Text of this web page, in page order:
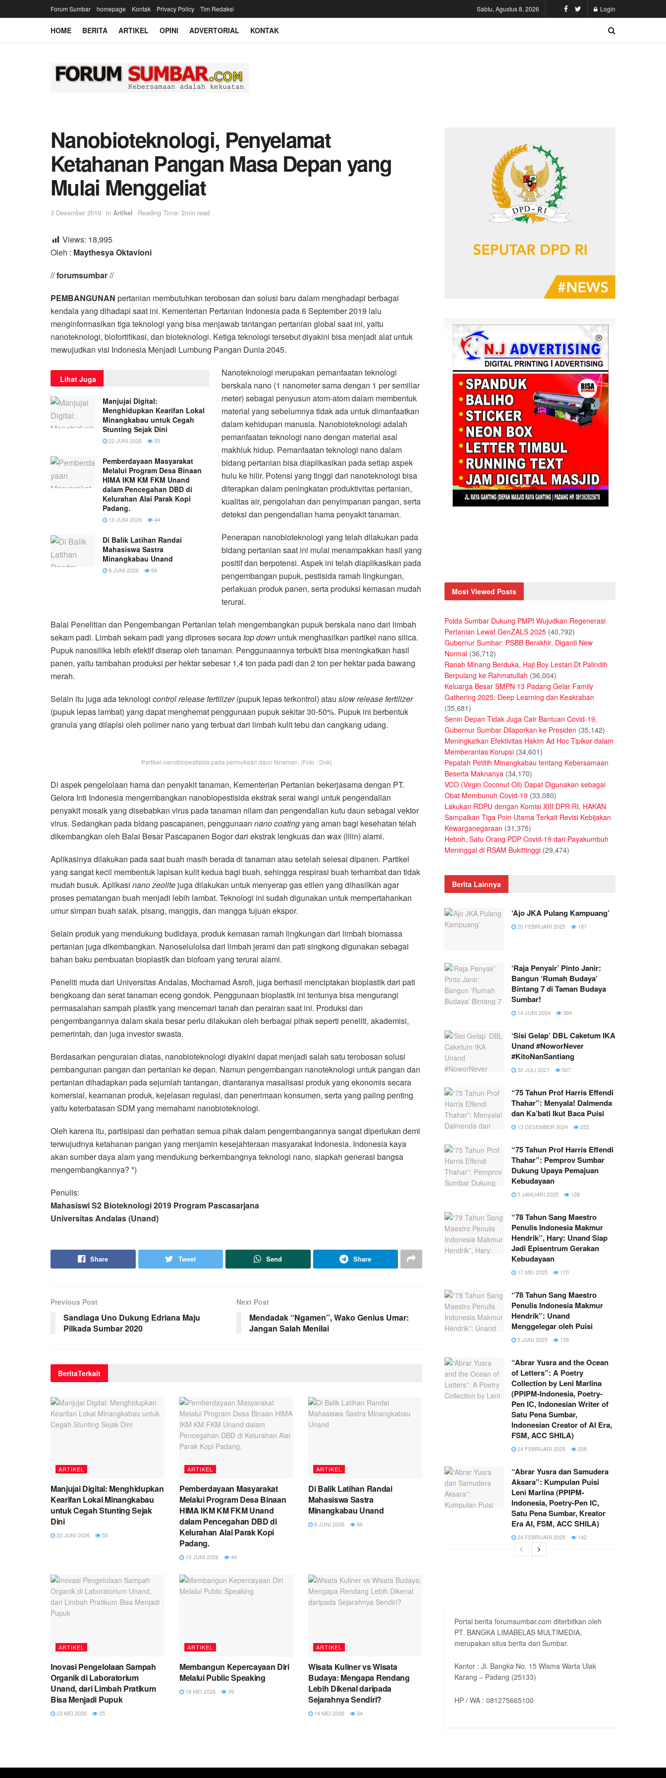
Forum Sumbar homepage Kontak Privacy Policy Tim Redaksi Sabtu, Agustus 8, 2026 Login
HOME BERITA ARTIKEL OPINI ADVERTORIAL KONTAK
Nanobioteknologi, Penyelamat
Ketahanan Pangan Masa Depan yang
Mulai Menggeliat
3 Desember 2019 in Artikel Reading Time: 2min read
Views: 18,995
Oleh : Maythesya Oktavioni
//forumsumbar//
PEMBANGUNAN pertanian membutuhkan terobosan dan solusi baru dalam menghadapi berbagai
kendala yang dihadapi saat ini. Kementerian Pertanian Indonesia pada 6 September 2019 lalu
menginformasikan tiga teknologi yang bisa menjawab tantangan pertanian global saat ini, yaitu
nanoteknologi, biofortifikasi, dan bioteknologi. Ketiga teknologi tersebut diyakini bisa menjadi alat untuk
mewujudkan visi Indonesia Menjadi Lumbung Pangan Dunia 2045.
Lihat Juga
Manjujai Digital:
Menghidupkan Kearifan Lokal
Minangkabau untuk Cegah
Stunting Sejak Dini
22 JUNI 2026 55
Pemberdayaan Masyarakat
Melalui Program Desa Binaan
HIMA IKM KM FKM Unand
dalam Pencegahan DBD di
Kelurahan Alai Parak Kopi
Padang.
13 JUNI 2026 44
Di Balik Latihan Randai
Mahasiswa Sastra
Minangkabau Unand
8 JUNI 2026 66
Nanoteknologi merupakan pemanfaatan teknologi
berskala nano (1 nanometer sama dengan 1 per semiliar
meter) sebagai penyusun atom-atom dalam membentuk
material yang sebelumnya tidak ada untuk dimanfaatkan
dalam kehidupan manusia. Nanobioteknologi adalah
pemanfaatan teknologi nano dengan material asal
makhluk hidup. Pemanfaatan teknologi nano dalam
bidang pertanian bisa diaplikasikan pada setiap aspek
hulu ke hilir. Potensi yang tinggi dari nanoteknologi bisa
diterapkan dalam peningkatan produktivitas pertanian,
kualitas air, pengolahan dan penyimpanan pangan, serta
deteksi dan pengendalian hama penyakit tanaman.
Penerapan nanobioteknologi yang telah dilakukan pada
bidang pertanian saat ini mulai menampakkan hasil yang
positif dan berpotensi. Aspek ini telah diaplikasikan pada
pengembangan pupuk, pestisida ramah lingkungan,
perlakuan produk panen, serta produksi kemasan mudah
terurai.
Balai Penelitian dan Pengembangan Pertanian telah mengembangkan pupuk berskala nano dari limbah
sekam padi. Limbah sekam padi yang diproses secaratop down untuk menghasilkan partikel nano silica.
Pupuk nanosilika lebih efektif diserap oleh tanaman. Penggunaannya terbukti bisa meningkatkan hasil
panen, yaitu tambahan produksi per hektar sebesar 1,4 ton pada padi dan 2 ton per hektar pada bawang
merah.
Selain itu juga ada teknologi control release fertilizer(pupuk lepas terkontrol) atau slow release fertilizer
(pupuk lepas lambat) yang dapat menghemat penggunaan pupuk sekitar 30-50%. Pupuk ini berbentuk
granula yang dilapisi oleh polimer nano yang terbuat dari limbah kulit tebu dan cangkang udang.
Partikel nanobiopestisida pada permukaan daun tanaman. (Foto : Dok)
Di aspek pengelolaan hama dan penyakit tanaman, Kementerian Pertanian bekerjasama dengan PT.
Gelora Inti Indonesia mengembangkan nanobiopestisida ekstrak serai wangi untuk pengendalian
penyakit mosaik yang disebabkan virus pada tanaman nilam dan pengendalian kutu daun sebagai vektor
virus. Sedangkan pada bidang pascapanen, penggunaan nano coatingyang aman bagi kesehatan telah
dikembangkan oleh Balai Besar Pascapanen Bogor dari ekstrak lengkuas dan wax(lilin) alami.
Aplikasinya dilakukan pada saat buah masih berada di tanaman atau setelah selesai dipanen. Partikel
yang sangat kecil membentuk lapisan kulit kedua bagi buah, sehingga respirasi buah terhambat dan tidak
mudah busuk. Aplikasi nano zeolite juga dilakukan untuk menyerap gas etilen yang dihasilkan agar
proses pematangan buah menjadi lebih lambat. Teknologi ini sudah digunakan untuk mempertahankan
umur simpan buah salak, pisang, manggis, dan mangga tujuan ekspor.
Selain produk yang mendukung budidaya, produk kemasan ramah lingkungan dari limbah biomassa
pertanian juga dikembangkan. Nanoselulolsa dari limbah jerami dan pati singkong digunakan sebagai
bahan baku pembuatan bioplastik dan biofoam yang terurai alami.
Peneliti muda dari Universitas Andalas, Mochamad Asrofi, juga berhasil menciptakan bioplastik dari pati
bengkoang dan serat tanaman eceng gondok. Penggunaan bioplastik ini tentunya bisa mengurangi
permasalahan sampah plastik yang mencemari tanah dan perairan saat ini. Produksi dan
pengembangannya dalam skala besar perlu dilakukan oleh berbagai pihak seperti peneliti, akademisi,
pemerintah, dan juga investor swasta.
Berdasarkan penguraian diatas, nanobioteknologi diyakini dapat menjadi salah satu terobosan solusi
pembangunan pangan dan pertanian ke depan. Namun pengembangan nanoteknologi untuk pangan dan
pertanian dihadapkan pada sejumlah tantangan, diantaranya masalisasi produk yang ekonomis secara
komersial, keamanan produk, kejelasan regulasi, dan penerimaan konsumen, serta yang paling penting
yaitu keterbatasan SDM yang memahami nanobioteknologi.
Oleh karena itu, partisipasi dan perhatian semua pihak dalam pengembangannya sangat diperlukan demi
terwujudnya ketahanan pangan yang menjamin kesejahteraan masyarakat Indonesia. Indonesia kaya
akan sumber daya alam yang mendukung berkembangnya teknologi nano, siapkah generasi bangsa
mengembangkannya? *)
Penulis:
Mahasiswi S2 Bioteknologi 2019 Program Pascasarjana
Universitas Andalas (Unand)
Share Tweet Send Share
Previous Post
Sandiaga Uno Dukung Edriana Maju
Pilkada Sumbar 2020
Next Post
Mendadak “Ngamen”, Wako Genius Umar:
Jangan Salah Menilai
BeritaTerkait
ARTIKEL
Manjujai Digital: Menghidupkan
Kearifan Lokal Minangkabau
untuk Cegah Stunting Sejak
Dini
22 JUNI 2026 55
ARTIKEL
Pemberdayaan Masyarakat
Melalui Program Desa Binaan
HIMA IKM KM FKM Unand
dalam Pencegahan DBD di
Kelurahan Alai Parak Kopi
Padang.
13 JUNI 2026 44
ARTIKEL
Di Balik Latihan Randai
Mahasiswa Sastra
Minangkabau Unand
8 JUNI 2026 66
ARTIKEL
Inovasi Pengelolaan Sampah
Organik di Laboratorium
Unand, dari Limbah Pratikum
Bisa Menjadi Pupuk
23 MEI 2026 25
ARTIKEL
Membangun Kepercayaan Diri
Melalui Public Speaking
18 MEI 2026 39
ARTIKEL
Wisata Kuliner vs Wisata
Budaya: Mengapa Rendang
Lebih Dikenal daripada
Sejarahnya Sendiri?
14 MEI 2026 34
Most Viewed Posts
Polda Sumbar Dukung PMPI Wujudkan Regenerasi
Pertanian Lewat GenZALS 2025 (40,792)
Gubernur Sumbar: PSBB Berakhir, Diganti New
Normal (36,712)
Ranah Minang Berduka, Haji Boy Lestari Dt Palindih
Berpulang ke Rahmatullah (36,004)
Keluarga Besar SMPN 13 Padang Gelar Family
Gathering 2025: Deep Learning dan Keakraban
(35,681)
Senin Depan Tidak Juga Cair Bantuan Covid-19,
Gubernur Sumbar Dilaporkan ke Presiden (35,142)
Meningkatkan Efektivitas Hakim Ad Hoc Tipikor dalam
Memberantas Korupsi (34,601)
Pepatah Petitih Minangkabau tentang Kebersamaan
Beserta Maknanya (34,170)
VCO (Virgin Coconut Oil) Dapat Digunakan sebagai
Obat Membunuh Covid-19 (33,080)
Lakukan RDPU dengan Komisi XIII DPR RI, HAKAN
Sampaikan Tiga Poin Utama Terkait Revisi Kebijakan
Kewarganegaraan (31,375)
Heboh, Satu Orang PDP Covid-19 dari Payakumbuh
Meninggal di RSAM Bukittinggi (29,474)
Berita Lainnya
‘Ajo JKA Pulang Kampuang’
20 FEBRUARI 2025 187
‘Raja Penyair’ Pinto Janir:
Bangun ‘Rumah Budaya’
Bintang 7 di Taman Budaya
Sumbar!
14 JUNI 2024 384
‘Sisi Gelap’ DBL Caketum IKA
Unand #NoworNever
#KitoNanSantiang
30 JULI 2021 507
“75 Tahun Prof Harris Effendi
Thahar”: Menyala! Dalmenda
dan Ka’bati Ikut Baca Puisi
13 DESEMBER 2024 252
“75 Tahun Prof Harris Effendi
Thahar”: Pemprov Sumbar
Dukung Upaya Pemajuan
Kebudayaan
5 JANUARI 2025 128
“78 Tahun Sang Maestro
Penulis Indonesia Makmur
Hendrik”, Hary: Unand Siap
Jadi Episentrum Gerakan
Kebudayaan
17 MEI 2025 170
“78 Tahun Sang Maestro
Penulis Indonesia Makmur
Hendrik”: Unand
Menggelegar oleh Puisi
5 JUNI 2025 139
“Abrar Yusra and the Ocean
of Letters”: A Poetry
Collection by Leni Marlina
(PPIPM-Indonesia, Poetry-
Pen IC, Indonesian Writer of
Satu Pena Sumbar,
Indonesian Creator of AI Era,
FSM, ACC SHILA)
24 FEBRUARI 2025 208
“Abrar Yusra dan Samudera
Aksara”: Kumpulan Puisi
Leni Marlina (PPIPM-
Indonesia, Poetry-Pen IC,
Satu Pena Sumbar, Kreator
Era AI, FSM, ACC SHILA)
24 FEBRUARI 2025 142
Portal berita forumsumbar.com diterbitkan oleh
PT. BANGKA LIMABELAS MULTIMEDIA,
merupakan situs berita dari Sumbar.
Kantor : Jl. Bangka No. 15 Wisma Warta Ulak
Karang – Padang (25133)
HP / WA : 081275665100